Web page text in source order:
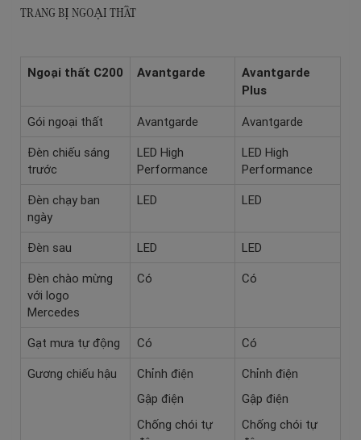
TRANG BỊ NGOẠI THẤT
Ngoại thất C200 Avantgarde
Avantgarde
Plus
Gói ngoại thất Avantgarde
Avantgarde
Đèn chiếu sáng
trước
LED High
Performance
LED High
Performance
Đèn chạy ban
ngày
LED LED
Đèn sau LED
LED
Đèn chào mừng
với logo
Mercedes
Có Có
Gạt mưa tự động Có
Có
Gương chiếu hậu
Chỉnh điện
Gập điện
Chống chói tự
Chỉnh điện
Gập điện
Chống chói tự